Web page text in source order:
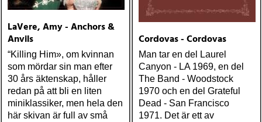
LaVere, Amy - Anchors &
Anvils
“Killing Him», om kvinnan
som mördar sin man efter
30 års äktenskap, håller
redan på att bli en liten
miniklassiker, men hela den
här skivan är full av små
Cordovas - Cordovas
Man tar en del Laurel
Canyon - LA 1969, en del
The Band - Woodstock
1970 och en del Grateful
Dead - San Francisco
1971. Det är ett av